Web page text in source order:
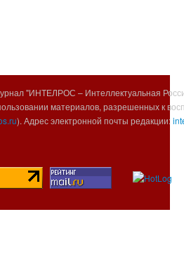
"ИНТЕЛРОС – Интеллектуальная
материалов, разрешенных к
). Адрес электронной почты редакции: